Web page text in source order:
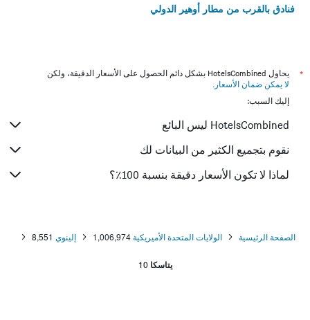
فنادق بالقرب من مطار أوهير الدولي
*
يحاول HotelsCombined بشكل دائم الحصول على الأسعار الدقيقة، ولكن
لا يمكن ضمان الأسعار .
إليك السبب:
HotelsCombined ليس البائع
نقوم بتجميع الكثير من البيانات لك
لماذا لا تكون الأسعار دقيقة بنسبة 100٪؟
الصفحة الرئيسية الولايات المتحدة الأميريكية 1,006,974 إلينوي 8,551
يتاسكا 10